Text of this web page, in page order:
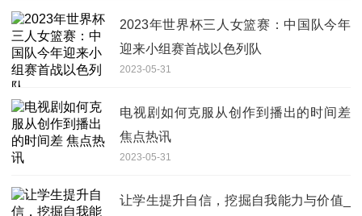
2023年世界杯三人女篮赛：中国队今年
迎来小组赛首战以色列队
2023-05-31
电视剧如何克服从创作到播出的时间差
焦点热讯
2023-05-31
让学生提升自信，挖掘自我能力与价值_